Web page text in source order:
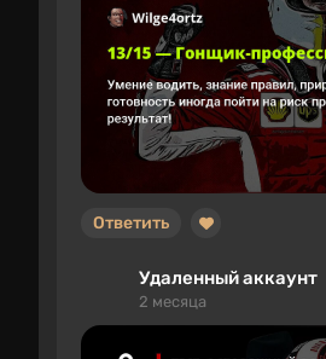
Ответить
Удаленный аккаунт
2 месяца